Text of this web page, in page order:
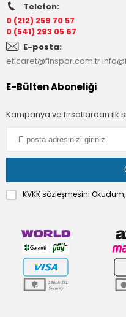
Telefon:
0 (212) 259 70 57
0 (541) 293 05 67
E-posta:
eticaret@finspor.com.tr
E-Bülten Aboneliği
Kampanya ve fırsatlardan ilk
KVKK sözleşmesini